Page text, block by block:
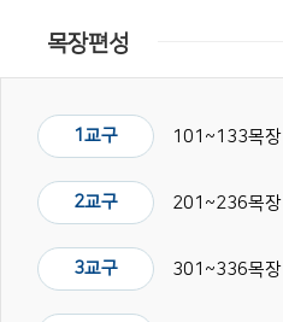
목장편성
1교구 101~133목장
2교구 201~236목장
3교구 301~336목장